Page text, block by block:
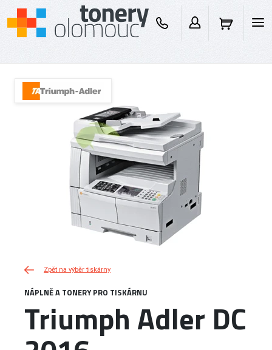
Zpět na výběr tiskárny
NÁPLNĚ A TONERY PRO TISKÁRNU
Triumph Adler DC